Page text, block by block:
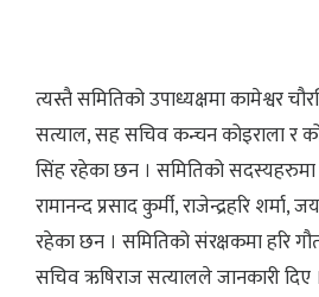
त्यस्तै समितिको उपाध्यक्षमा कामेश्वर
सत्याल, सह सचिव कन्चन कोइराला र
सिंह रहेका छन । समितिको सदस्यहरुमा
रामानन्द प्रसाद कुर्मी, राजेन्द्रहरि
रहेका छन । समितिको संरक्षकमा हरि
सचिव ऋषिराज सत्यालले जानकारी दिए ।